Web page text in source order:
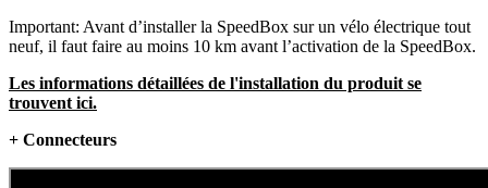
Important: Avant d’installer la SpeedBox sur un vélo électrique tout
neuf, il faut faire au moins 10 km avant l’activation de la SpeedBox.
Les informations détaillées de l'installation du produit se
trouvent ici.
+ Connecteurs